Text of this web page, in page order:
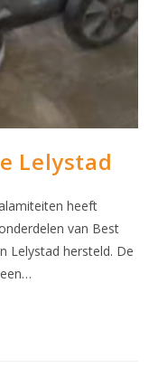
Lelystad
heeft
van Best
Lelystad hersteld. De